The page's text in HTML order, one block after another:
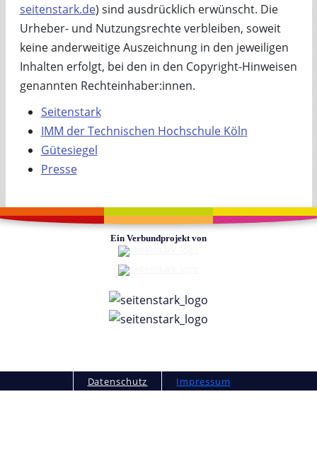
seitenstark.de) sind ausdrücklich erwünscht. Die
Urheber- und Nutzungsrechte verbleiben, soweit
keine anderweitige Auszeichnung in den jeweiligen
Inhalten erfolgt, bei den in den Copyright-Hinweisen
genannten Rechteinhaber:innen.
Seitenstark
IMM der Technischen Hochschule Köln
Gütesiegel
Presse
Ein Verbundprojekt von
Datenschutz Impressum